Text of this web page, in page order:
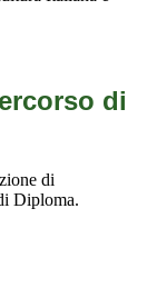
di
di
Diploma.